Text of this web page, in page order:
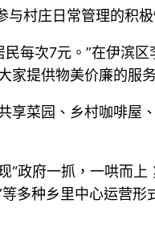
与村庄日常管理的积
每次7元。”在伊滨
家提供物美价廉的服
享菜园、乡村咖啡
“政府一抓，一哄而
等多种乡里中心运营